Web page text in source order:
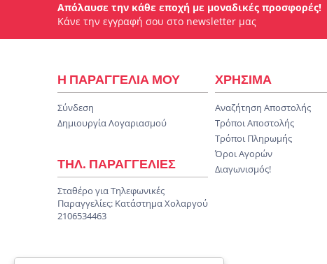
Απόλαυσε την κάθε εποχή με μοναδικές προσφορές!
Κάνε την εγγραφή σου στο newsletter μας
Η ΠΑΡΑΓΓΕΛΙΑ ΜΟΥ
Σύνδεση
Δημιουργία Λογαριασμού
ΤΗΛ. ΠΑΡΑΓΓΕΛΙΕΣ
Σταθέρο για Τηλεφωνικές
Παραγγελίες: Κατάστημα Χολαργού
2106534463
ΧΡΗΣΙΜΑ
Αναζήτηση Αποστολής
Τρόποι Αποστολής
Τρόποι Πληρωμής
Όροι Αγορών
Διαγωνισμός!